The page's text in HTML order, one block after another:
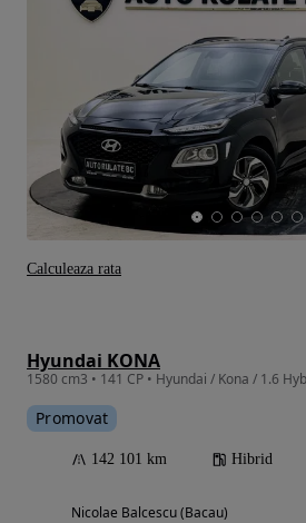
Hyundai KONA
Promovat
142 101 km Hibrid
Nicolae Balcescu (Bacau)
Calculeaza rata